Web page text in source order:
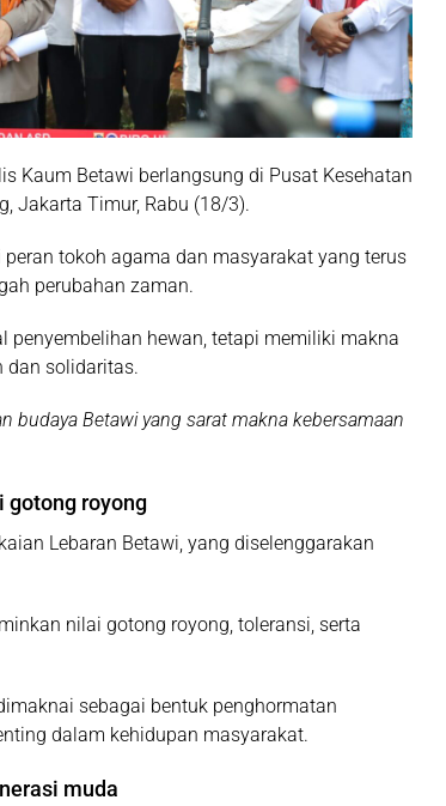
Kaum Betawi berlangsung di Pusat Kesehatan
Jakarta Timur, Rabu (18/3).
tokoh agama dan masyarakat yang terus
perubahan zaman.
penyembelihan hewan, tetapi memiliki makna
dan solidaritas.
budaya Betawi yang sarat makna kebersamaan
gotong royong
Lebaran Betawi, yang diselenggarakan
nilai gotong royong, toleransi, serta
sebagai bentuk penghormatan
dalam kehidupan masyarakat.
muda